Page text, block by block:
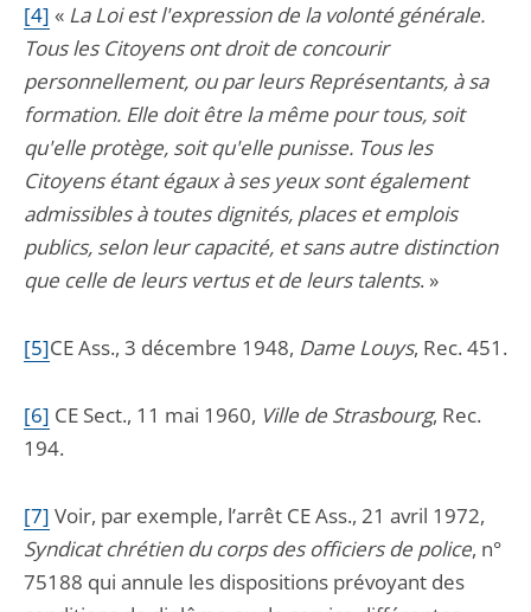
[4] « La Loiest l'expression de la volonté générale.
Tous les Citoyens ont droit de concourir
personnellement, ou par leurs Représentants, à sa
formation. Elle doit être la même pour tous, soit
qu'elle protège, soit qu'elle punisse. Tous les
Citoyens étant égaux à ses yeux sont également
admissibles à toutes dignités, places et emplois
publics, selon leur capacité, et sans autre distinction
que celle de leurs vertus et de leurs talents. »
[5]CE Ass., 3 décembre 1948, Dame Louys, Rec. 451.
[6] CE Sect., 11 mai 1960, Ville de Strasbourg, Rec.
194.
[7] Voir, par exemple, l’arrêt CE Ass., 21 avril 1972,
Syndicat chrétien du corps des officiers de police, n°
75188 qui annule les dispositions prévoyant des